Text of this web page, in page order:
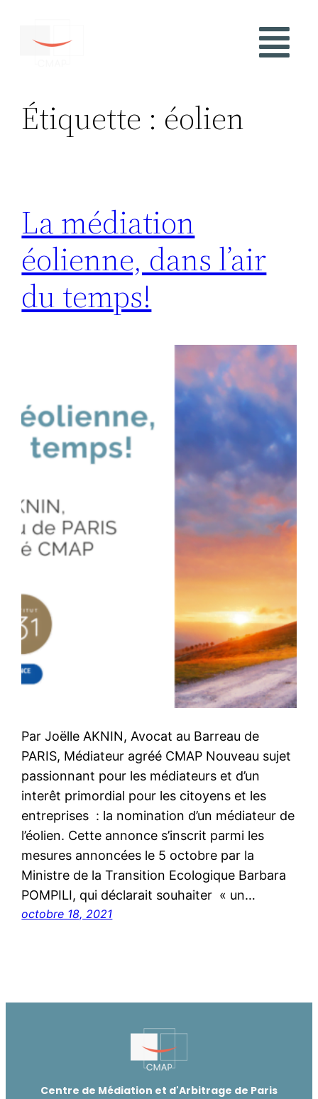
Étiquette : éolien
La médiation
éolienne, dans l’air
du temps!
Par Joëlle AKNIN, Avocat au Barreau de
PARIS, Médiateur agréé CMAP Nouveau sujet
passionnant pour les médiateurs et d’un
interêt primordial pour les citoyens et les
entreprises : la nomination d’un médiateur de
l’éolien. Cette annonce s’inscrit parmi les
mesures annoncées le 5 octobre par la
Ministre de la Transition Ecologique Barbara
POMPILI, qui déclarait souhaiter « un…
octobre 18, 2021
Centre de Médiation et d'Arbitrage de Paris